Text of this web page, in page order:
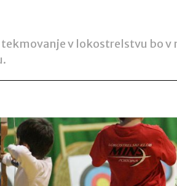
v lokostrelstvu bo v